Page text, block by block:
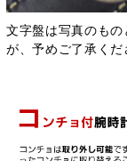
文字盤は写真のも
が、予めご了承くだ